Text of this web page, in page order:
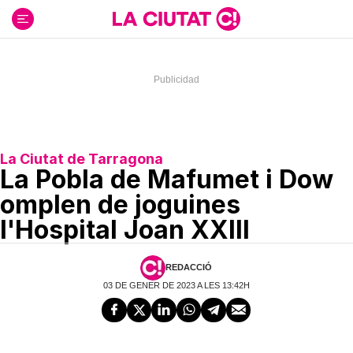
contenido
La Ciutat de Tarragona
La Pobla de Mafumet i Dow
omplen de joguines
l'Hospital Joan XXIII
REDACCIÓ
03 DE GENER DE 2023 A LES 13:42H